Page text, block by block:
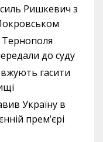
Ришкевич з
Тернополя
до суду
гасити
Україну в
прем’єрі